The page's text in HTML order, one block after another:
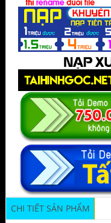
CHI TIẾT SẢN PHẨM